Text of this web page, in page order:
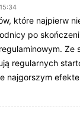
które najpierw
po
regularnych
najgorszym